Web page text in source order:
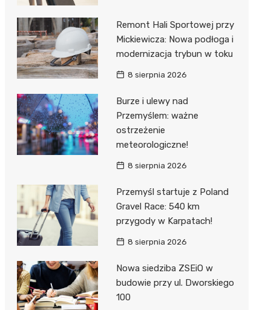
Remont Hali Sportowej przy
Mickiewicza: Nowa podłoga i
modernizacja trybun w toku
8 sierpnia 2026
Burze i ulewy nad
Przemyślem: ważne
ostrzeżenie
meteorologiczne!
8 sierpnia 2026
Przemyśl startuje z Poland
Gravel Race: 540 km
przygody w Karpatach!
8 sierpnia 2026
Nowa siedziba ZSEiO w
budowie przy ul. Dworskiego
100